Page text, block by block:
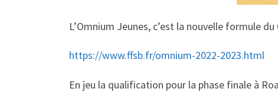
L’Omnium Jeunes, c’est la nouvelle formule
https://www.ffsb.fr/omnium-2022-2023.html
En jeu la qualification pour la phase finale à